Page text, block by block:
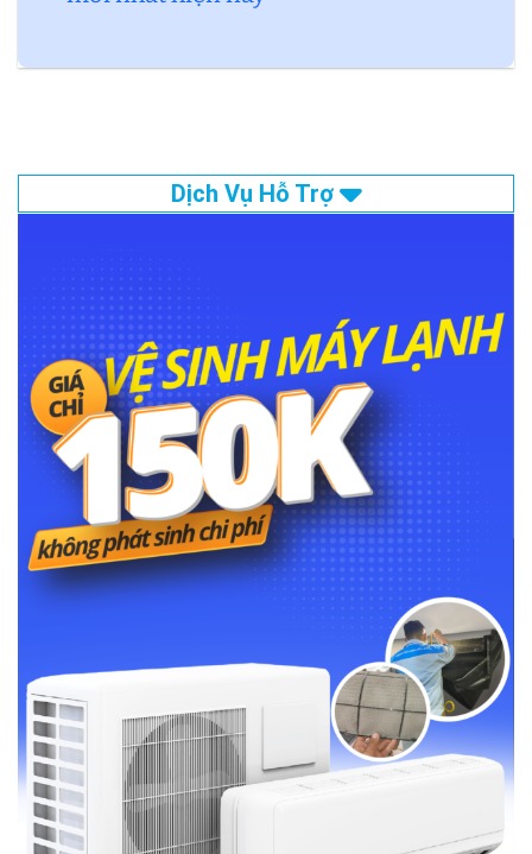
Dịch Vụ Hỗ Trợ